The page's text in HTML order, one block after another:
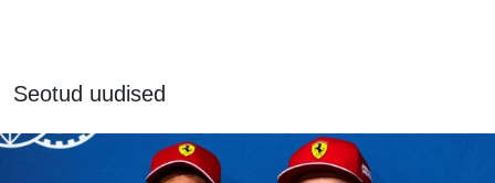
Seotud uudised